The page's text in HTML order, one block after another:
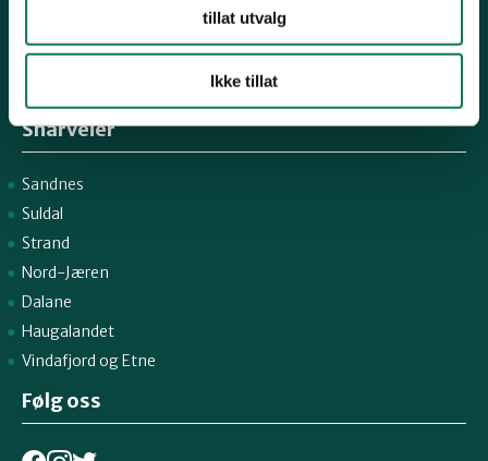
tillat utvalg
Ikke tillat
rogaland@naturvernforbundet.no
Fylkessekretær Gaute Henriksen 917 07 043
Snarveier
Sandnes
Suldal
Strand
Nord-Jæren
Dalane
Haugalandet
Vindafjord og Etne
Følg oss